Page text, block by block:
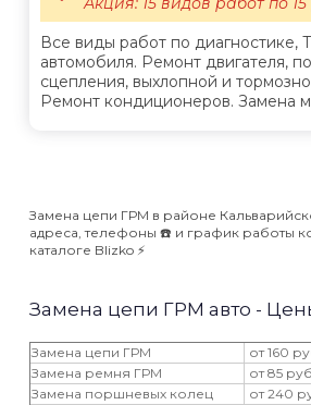
Все виды работ по диагностике,
автомобиля. Ремонт двигателя,
сцепления, выхлопной и
Ремонт кондиционеров. Замена
Замена цепи ГРМ в районе
адреса, телефоны ☎️ и график работы
каталоге Blizko ⚡️
Замена цепи ГРМ авто -
Замена цепи ГРМ
от 160
Замена ремня ГРМ
от 85
Замена поршневых колец
от 240